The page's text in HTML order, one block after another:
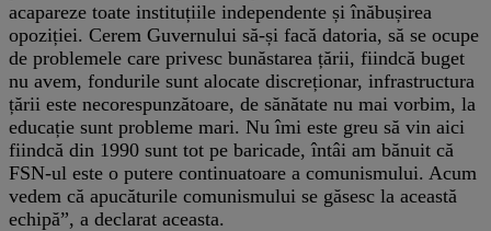
acapareze toate instituțiile independente și înăbușirea
opoziției. Cerem Guvernului să-și facă datoria, să se ocupe
de problemele care privesc bunăstarea țării, fiindcă buget
nu avem, fondurile sunt alocate discreționar, infrastructura
țării este necorespunzătoare, de sănătate nu mai vorbim, la
educație sunt probleme mari. Nu îmi este greu să vin aici
fiindcă din 1990 sunt tot pe baricade, întâi am bănuit că
FSN-ul este o putere continuatoare a comunismului. Acum
vedem că apucăturile comunismului se găsesc la această
echipă”, a declarat aceasta.